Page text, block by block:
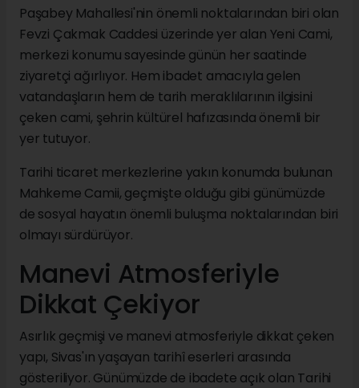
Paşabey Mahallesi'nin önemli noktalarından biri olan
Fevzi Çakmak Caddesi üzerinde yer alan Yeni Cami,
merkezi konumu sayesinde günün her saatinde
ziyaretçi ağırlıyor. Hem ibadet amacıyla gelen
vatandaşların hem de tarih meraklılarının ilgisini
çeken cami, şehrin kültürel hafızasında önemli bir
yer tutuyor.
Tarihi ticaret merkezlerine yakın konumda bulunan
Mahkeme Camii, geçmişte olduğu gibi günümüzde
de sosyal hayatın önemli buluşma noktalarından biri
olmayı sürdürüyor.
Manevi Atmosferiyle
Dikkat Çekiyor
Asırlık geçmişi ve manevi atmosferiyle dikkat çeken
yapı, Sivas'ın yaşayan tarihî eserleri arasında
gösteriliyor. Günümüzde de ibadete açık olan Tarihi